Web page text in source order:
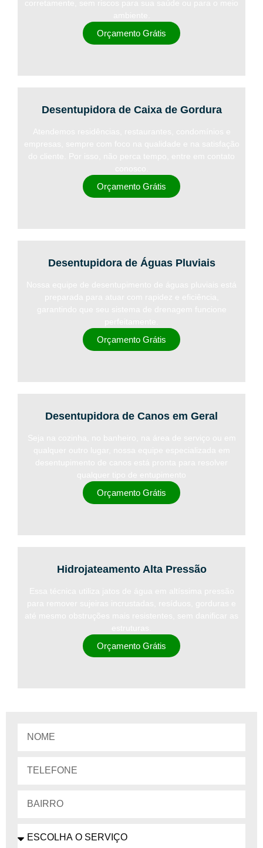
Orçamento Grátis
Desentupidora de Caixa de Gordura
Orçamento Grátis
Desentupidora de Águas Pluviais
Orçamento Grátis
Desentupidora de Canos em Geral
Orçamento Grátis
Hidrojateamento Alta Pressão
Orçamento Grátis